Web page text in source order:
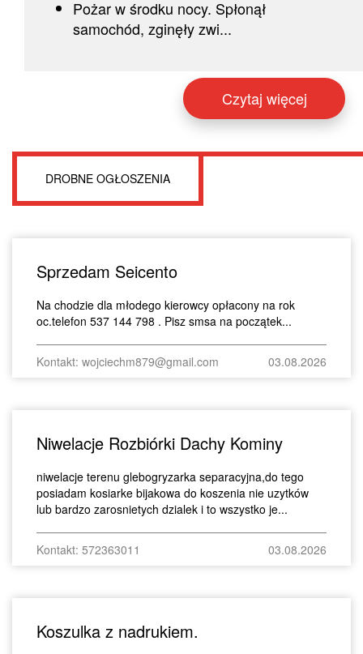
Pożar w środku nocy. Spłonął
samochód, zginęły zwi...
Czytaj więcej
DROBNE OGŁOSZENIA
Sprzedam Seicento
Na chodzie dla młodego kierowcy opłacony na rok
oc.telefon 537 144 798 . Pisz smsa na początek...
Kontakt: wojciechm879@gmail.com 03.08.2026
Niwelacje Rozbiórki Dachy Kominy
niwelacje terenu glebogryzarka separacyjna,do tego
posiadam kosiarke bijakowa do koszenia nie uzytków
lub bardzo zarosnietych dzialek i to wszystko je...
Kontakt: 572363011 03.08.2026
Koszulka z nadrukiem.